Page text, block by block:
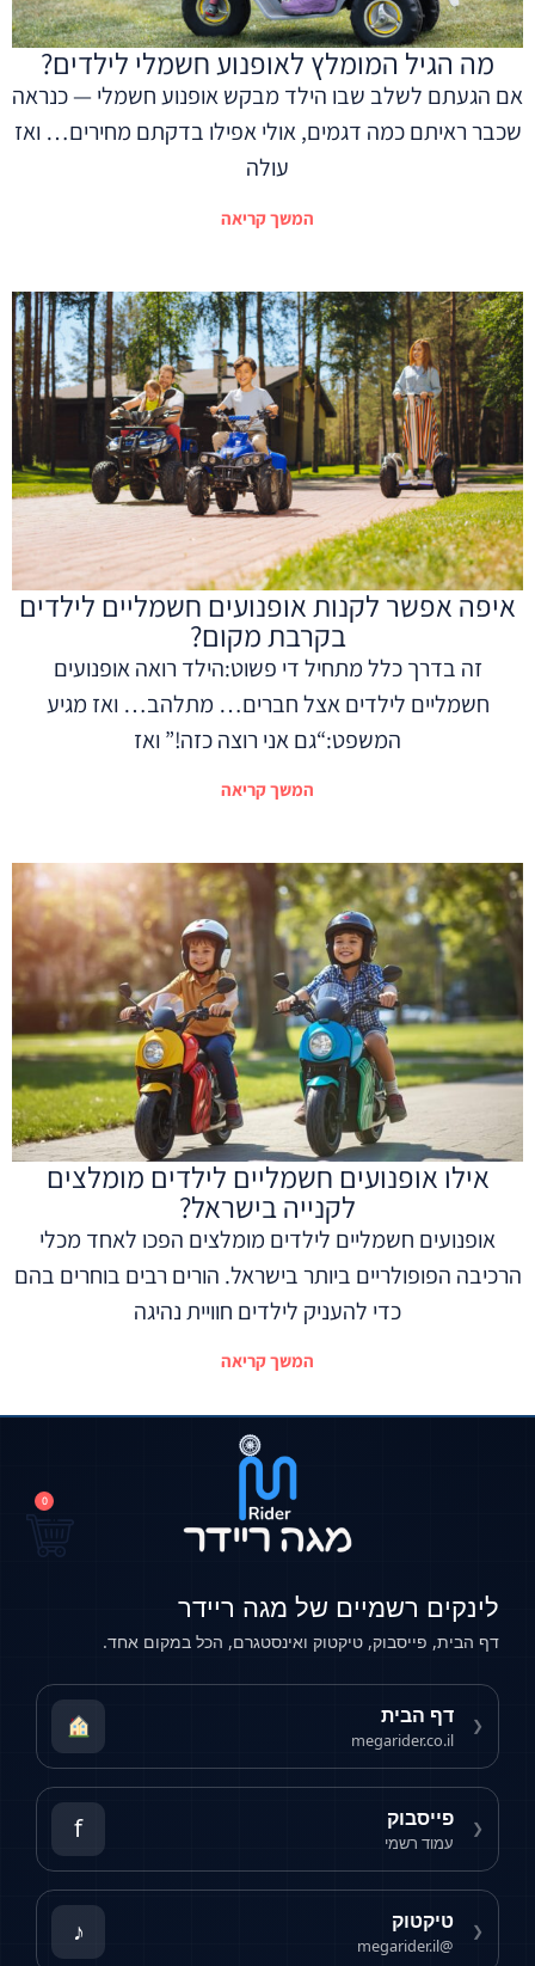
מה הגיל המומלץ לאופנוע חשמלי לילדים?
אם הגעתם לשלב שבו הילד מבקש אופנוע חשמלי — כנראה
שכבר ראיתם כמה דגמים, אולי אפילו בדקתם מחירים… ואז
עולה
המשך קריאה
איפה אפשר לקנות אופנועים חשמליים לילדים
בקרבת מקום?
זה בדרך כלל מתחיל די פשוט:הילד רואה אופנועים
חשמליים לילדים אצל חברים… מתלהב… ואז מגיע
המשפט:“גם אני רוצה כזה!” ואז
המשך קריאה
אילו אופנועים חשמליים לילדים מומלצים
לקנייה בישראל?
אופנועים חשמליים לילדים מומלצים הפכו לאחד מכלי
הרכיבה הפופולריים ביותר בישראל. הורים רבים בוחרים בהם
כדי להעניק לילדים חוויית נהיגה
המשך קריאה
0
לינקים רשמיים של מגה ריידר
דף הבית, פייסבוק, טיקטוק ואינסטגרם, הכל במקום אחד.
❮ דף הבית
megarider.co.il
❮ פייסבוק
עמוד רשמי f
❮ טיקטוק
@megarider.il
♪